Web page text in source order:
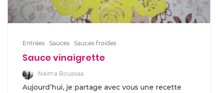
Entrées Sauces Sauces froides
Sauce vinaigrette
Naima Boussaa
Aujourd’hui, je partage avec vous une recette